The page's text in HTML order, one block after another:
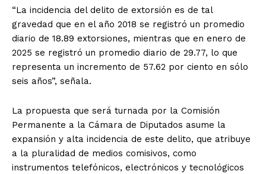
“La incidencia del delito de extorsión es de tal
gravedad que en el año 2018 se registró un promedio
diario de 18.89 extorsiones, mientras que en enero de
2025 se registró un promedio diario de 29.77, lo que
representa un incremento de 57.62 por ciento en sólo
seis años”, señala.
La propuesta que será turnada por la Comisión
Permanente a la Cámara de Diputados asume la
expansión y alta incidencia de este delito, que atribuye
a la pluralidad de medios comisivos, como
instrumentos telefónicos, electrónicos y tecnológicos